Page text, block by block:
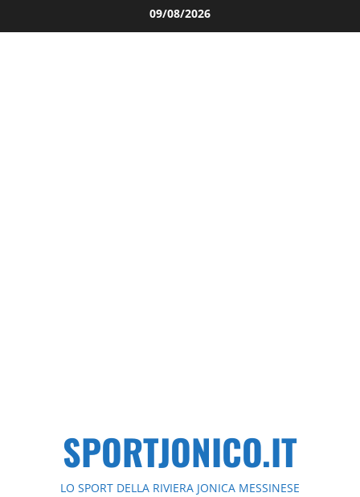
al
09/08/2026
SPORTJONICO.IT
LO SPORT DELLA RIVIERA JONICA MESSINESE